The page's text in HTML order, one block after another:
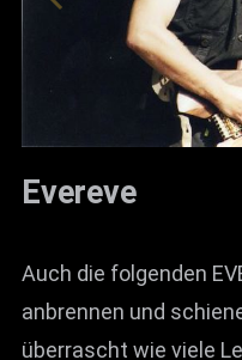
Evereve
Auch die folgenden
anbrennen und
überrascht wie viele